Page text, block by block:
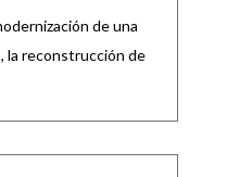
de una
la reconstrucción de